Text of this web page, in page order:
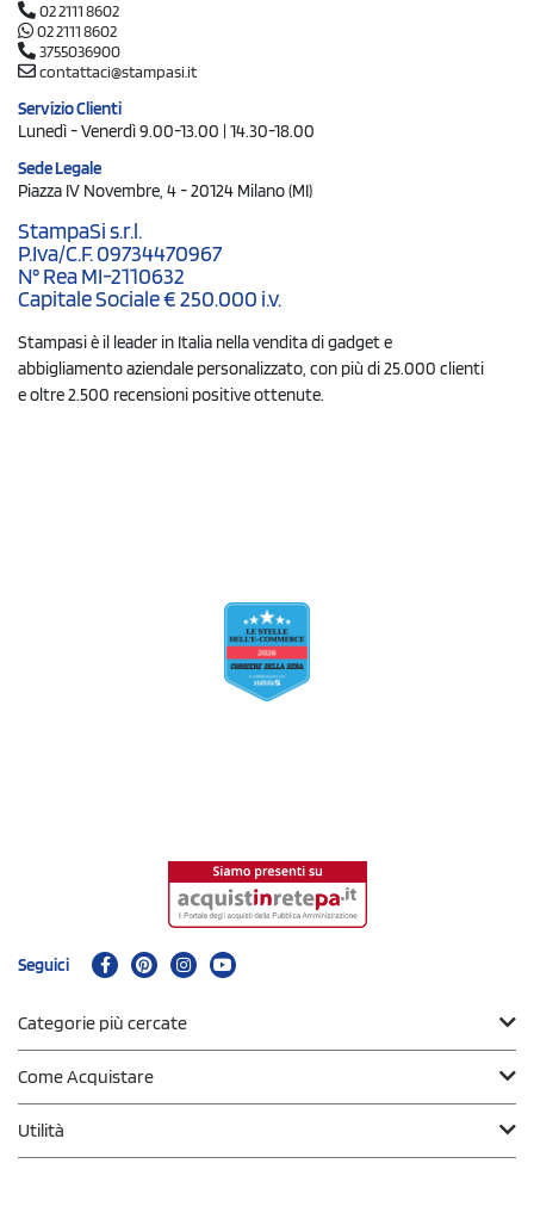
02 2111 8602
02 2111 8602
3755036900
contattaci@stampasi.it
Servizio Clienti
Lunedì - Venerdì 9.00-13.00 | 14.30-18.00
Sede Legale
Piazza IV Novembre, 4 - 20124 Milano (MI)
StampaSi s.r.l.
P.Iva/C.F. 09734470967
N° Rea MI-2110632
Capitale Sociale € 250.000 i.v.
Stampasi è il leader in Italia nella vendita di gadget e
abbigliamento aziendale personalizzato, con più di 25.000 clienti
e oltre 2.500 recensioni positive ottenute.
Seguici
Categorie più cercate
Come Acquistare
Utilità